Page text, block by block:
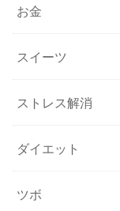
お金
スイーツ
ストレス解消
ダイエット
ツボ